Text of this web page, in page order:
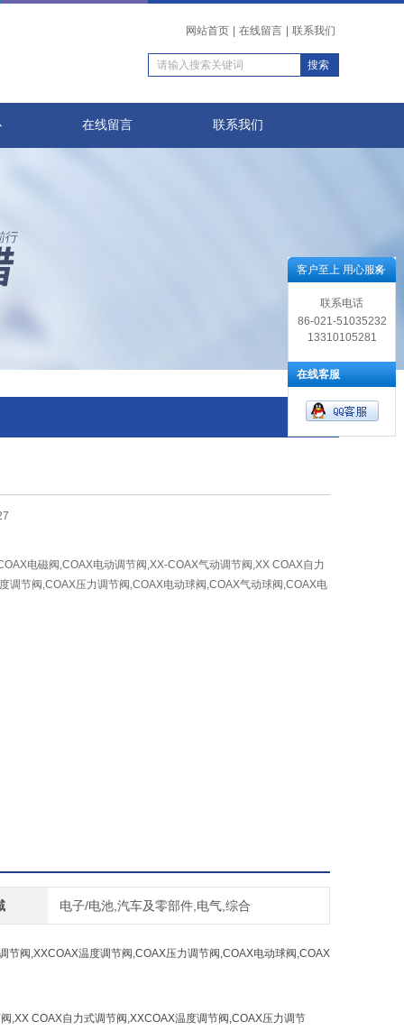
网站首页 在线留言 联系我们
在线留言 联系我们
电磁阀,COAX电动调节阀,XX-COAX气动调节阀,XX COAX自力
调节阀,COAX压力调节阀,COAX电动球阀,COAX气动球阀,COAX电
电子/电池,汽车及零部件,电气,综合
节阀,XXCOAX温度调节阀,COAX压力调节阀,COAX电动球阀,COAX
,XX COAX自力式调节阀,XXCOAX温度调节阀,COAX压力调节
客户至上 用心服务
联系电话
86-021-51035232
13310105281
在线客服